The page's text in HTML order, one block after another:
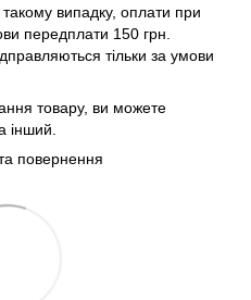
такому випадку, оплати при
передплати 150 грн.
тільки за умови
товару, ви можете
інший.
повернення